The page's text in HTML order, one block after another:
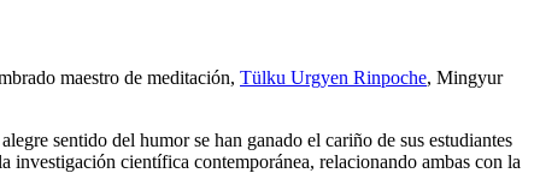
maestro de meditación, Tülku Urgyen Rinpoche, Mingyur
sentido del humor se han ganado el cariño de sus estudiantes
investigación científica contemporánea, relacionando ambas con la